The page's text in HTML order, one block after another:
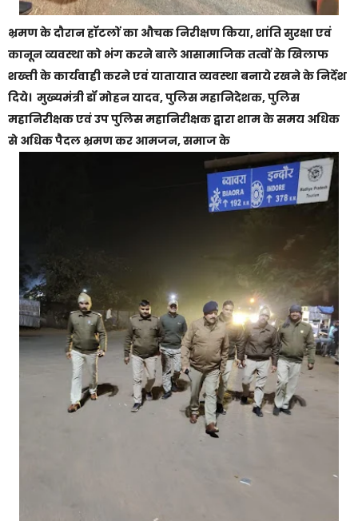
भ्रमण के दौरान हॉटलों का औचक निरीक्षण किया, शांति सुरक्षा एवं
कानून व्यवस्था को भंग करने बाले आसामाजिक तत्वों के खिलाफ
शख्ती के कार्यवाही करने एवं यातायात व्यवस्था बनाये रखने के निर्देश
दिये। मुख्यमंत्री डॉ मोहन यादव, पुलिस महानिदेशक, पुलिस
महानिरीक्षक एवं उप पुलिस महानिरीक्षक द्वारा शाम के समय अधिक
से अधिक पैदल भ्रमण कर आमजन, समाज के